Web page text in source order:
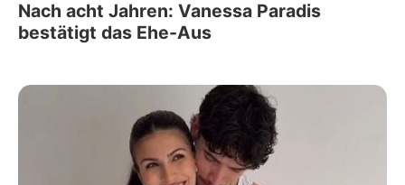
Nach acht Jahren: Vanessa Paradis
bestätigt das Ehe-Aus